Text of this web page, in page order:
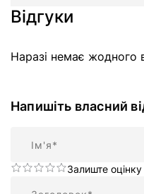
Відгуки
Наразі немає жодного
Напишіть власний
Залиште